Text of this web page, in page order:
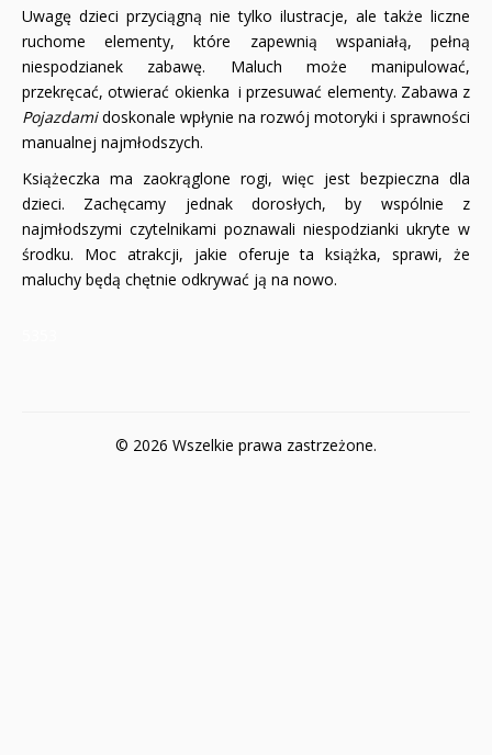
Uwagę dzieci przyciągną nie tylko ilustracje, ale także liczne
ruchome elementy, które zapewnią wspaniałą, pełną
niespodzianek zabawę. Maluch może manipulować,
przekręcać, otwierać okienka i przesuwać elementy. Zabawa z
Pojazdamidoskonale wpłynie na rozwój motoryki i sprawności
manualnej najmłodszych.
Książeczka ma zaokrąglone rogi, więc jest bezpieczna dla
dzieci. Zachęcamy jednak dorosłych, by wspólnie z
najmłodszymi czytelnikami poznawali niespodzianki ukryte w
środku. Moc atrakcji, jakie oferuje ta książka, sprawi, że
maluchy będą chętnie odkrywać ją na nowo.
© 2026 Wszelkie prawa zastrzeżone.